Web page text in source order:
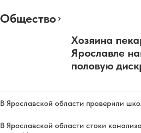
Общество
Хозяина
Ярославле
половую
В Ярославской области проверили
В Ярославской области стоки